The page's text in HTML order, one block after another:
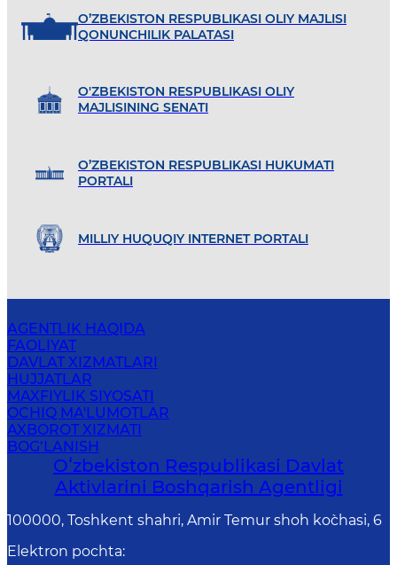
O’ZBEKISTON RESPUBLIKASI OLIY MAJLISI
QONUNCHILIK PALATASI
O'ZBEKISTON RESPUBLIKASI OLIY
MAJLISINING SENATI
O’ZBEKISTON RESPUBLIKASI HUKUMATI
PORTALI
MILLIY HUQUQIY INTERNET PORTALI
AGENTLIK HAQIDA
FAOLIYAT
DAVLAT XIZMATLARI
HUJJATLAR
MAXFIYLIK SIYOSATI
OCHIQ MA'LUMOTLAR
AXBOROT XIZMATI
BOG‘LANISH
Oʻzbekiston Respublikasi Davlat
Aktivlarini Boshqarish Agentligi
100000, Toshkent shahri, Amir Temur shoh ko`chasi, 6
Elektron pochta: